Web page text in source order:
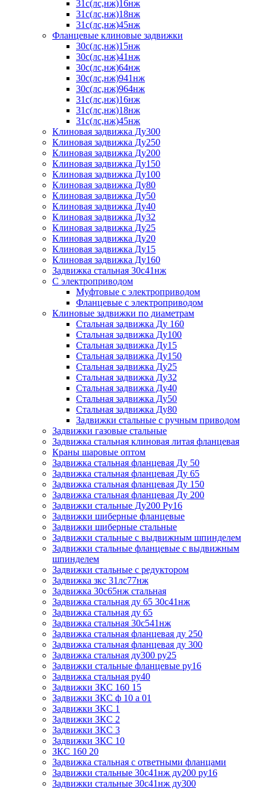
31с(лс,нж)16нж
31с(лс,нж)18нж
31с(лс,нж)45нж
Фланцевые клиновые задвижки
30с(лс,нж)15нж
30с(лс,нж)41нж
30с(лс,нж)64нж
30с(лс,нж)941нж
30с(лс,нж)964нж
31с(лс,нж)16нж
31с(лс,нж)18нж
31с(лс,нж)45нж
Клиновая задвижка Ду300
Клиновая задвижка Ду250
Клиновая задвижка Ду200
Клиновая задвижка Ду150
Клиновая задвижка Ду100
Клиновая задвижка Ду80
Клиновая задвижка Ду50
Клиновая задвижка Ду40
Клиновая задвижка Ду32
Клиновая задвижка Ду25
Клиновая задвижка Ду20
Клиновая задвижка Ду15
Клиновая задвижка Ду160
Задвижка стальная 30с41нж
С электроприводом
Муфтовые с электроприводом
Фланцевые с электроприводом
Клиновые задвижки по диаметрам
Стальная задвижка Ду 160
Стальная задвижка Ду100
Стальная задвижка Ду15
Стальная задвижка Ду150
Стальная задвижка Ду25
Стальная задвижка Ду32
Стальная задвижка Ду40
Стальная задвижка Ду50
Стальная задвижка Ду80
Задвижки стальные с ручным приводом
Задвижки газовые стальные
Задвижка стальная клиновая литая фланцевая
Краны шаровые оптом
Задвижка стальная фланцевая Ду 50
Задвижка стальная фланцевая Ду 65
Задвижка стальная фланцевая Ду 150
Задвижка стальная фланцевая Ду 200
Задвижки стальные Ду200 Ру16
Задвижки шиберные фланцевые
Задвижки шиберные стальные
Задвижки стальные с выдвижным шпинделем
Задвижки стальные фланцевые с выдвижным
шпинделем
Задвижки стальные с редуктором
Задвижка зкс 31лс77нж
Задвижка 30с65нж стальная
Задвижка стальная ду 65 30с41нж
Задвижка стальная ду 65
Задвижка стальная 30с541нж
Задвижка стальная фланцевая ду 250
Задвижка стальная фланцевая ду 300
Задвижка стальная ду300 ру25
Задвижки стальные фланцевые ру16
Задвижка стальная ру40
Задвижки ЗКС 160 15
Задвижки ЗКС ф 10 а 01
Задвижки ЗКС 1
Задвижки ЗКС 2
Задвижки ЗКС 3
Задвижки ЗКС 10
ЗКС 160 20
Задвижка стальная с ответными фланцами
Задвижки стальные 30с41нж ду200 ру16
Задвижки стальные 30с41нж ду300